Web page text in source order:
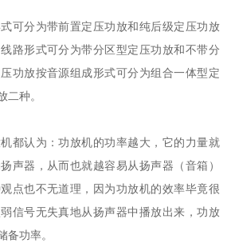
可分为带前置定压功放和纯后级定压功放
路形式可分为带分区型定压功放和不带分
功放按音源组成形式可分为组合一体型定
二种。
都认为：功放机的功率越大，它的力量就
声器，从而也就越容易从扬声器（音箱）
点也不无道理，因为功放机的效率毕竟很
信号无失真地从扬声器中播放出来，功放
备功率。